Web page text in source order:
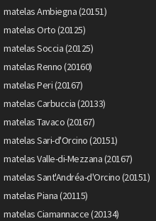
matelas Ambiegna (20151)
matelas Orto (20125)
matelas Soccia (20125)
matelas Renno (20160)
matelas Peri (20167)
matelas Carbuccia (20133)
matelas Tavaco (20167)
matelas Sari-d'Orcino (20151)
matelas Valle-di-Mezzana (20167)
matelas Sant'Andréa-d'Orcino (20151)
matelas Piana (20115)
matelas Ciamannacce (20134)